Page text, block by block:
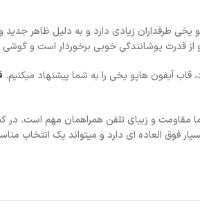
طرفداران زیادی دارد و به دلیل ظاهر
پوشانندگی خوبی برخوردار است و گوشی
قاب آیفون هاپو‌ یخی را به شما پیشنهاد میکنیم.
و زیبای تلفن همراهمان مهم است. در
العاده ای دارد و میتواند یک انتخاب